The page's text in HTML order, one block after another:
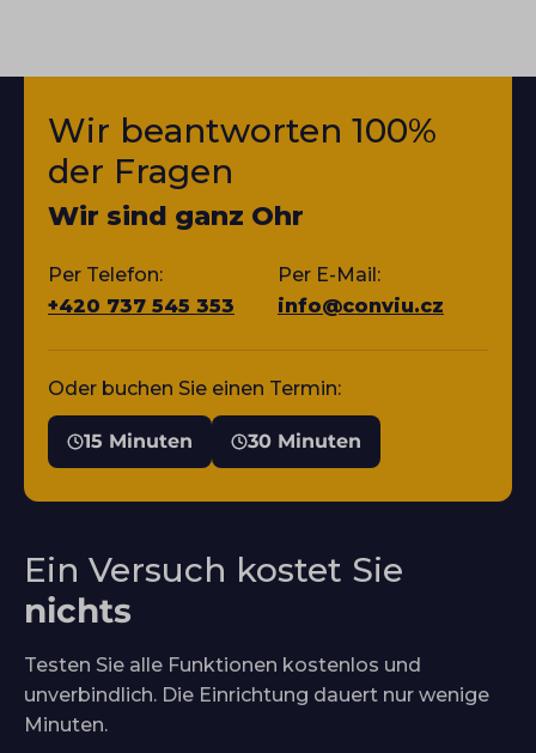
Wir beantworten 100%
der Fragen
Wir sind ganz Ohr
Per Telefon:
+420 737 545 353
Per E-Mail:
info@conviu.cz
Oder buchen Sie einen Termin:
15 Minuten 30 Minuten
Ein Versuch kostet Sie
nichts
Testen Sie alle Funktionen kostenlos und
unverbindlich. Die Einrichtung dauert nur wenige
Minuten.